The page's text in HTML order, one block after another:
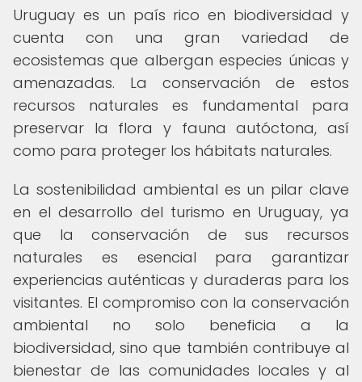
Uruguay es un país rico en biodiversidad y
cuenta con una gran variedad de
ecosistemas que albergan especies únicas y
amenazadas. La conservación de estos
recursos naturales es fundamental para
preservar la flora y fauna autóctona, así
como para proteger los hábitats naturales.
La sostenibilidad ambiental es un pilar clave
en el desarrollo del turismo en Uruguay, ya
que la conservación de sus recursos
naturales es esencial para garantizar
experiencias auténticas y duraderas para los
visitantes. El compromiso con la conservación
ambiental no solo beneficia a la
biodiversidad, sino que también contribuye al
bienestar de las comunidades locales y al